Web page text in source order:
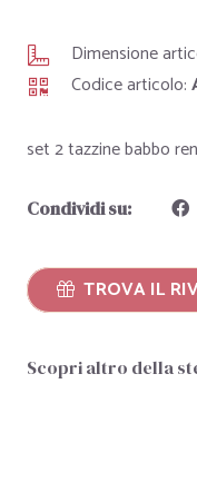
Dimensione
Codice articolo:
set 2 tazzine babbo
Condividi su:
TROVA IL
Scopri altro della